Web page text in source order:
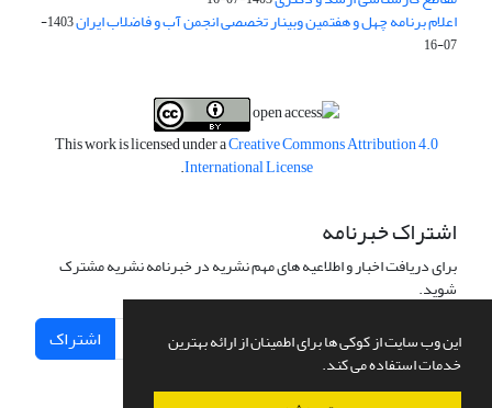
این وب سایت از کوکی ها برای اطمینان از ارائه بهترین
خدمات استفاده می کند.
اعلام برنامه چهل و هفتمین وبینار تخصصی انجمن آب و فاضلاب ایران
1403-
07-16
This work is licensed under aCreative Commons Attribution 4.0
International License
.
اشتراک خبرنامه
برای دریافت اخبار و اطلاعیه های مهم نشریه در خبرنامه نشریه مشترک
شوید.
اشتراک